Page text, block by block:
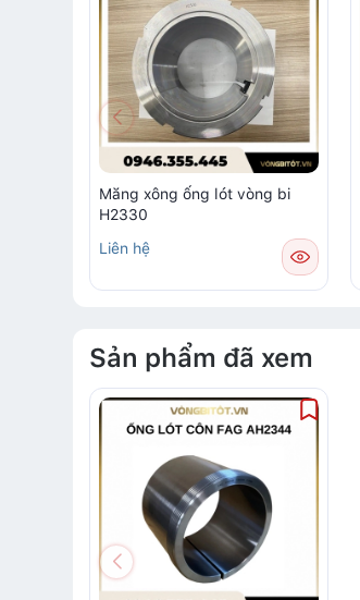
Măng xông ống lót vòng bi
H2330
Liên hệ
Sản phẩm đã xem